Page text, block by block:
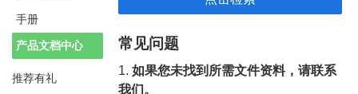
手册
产品文档中心
推荐有礼
常见问题
1.如果您未找到所需文件资料，请联系
我们。